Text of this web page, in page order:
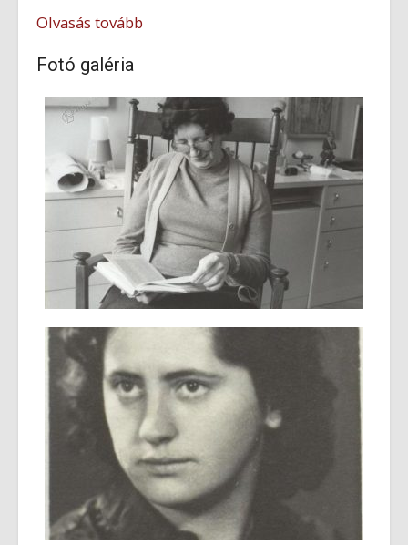
Olvasás tovább
Fotó galéria